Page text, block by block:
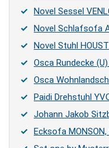
Novel Sessel
Novel Schlafsofa
Novel Stuhl
Osca Rundecke
Osca
Paidi Drehstuhl
Johann Jakob
Ecksofa